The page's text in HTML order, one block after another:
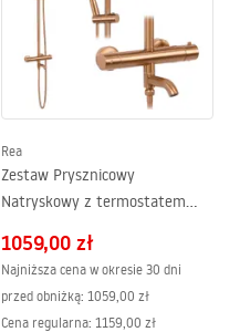
Rea
Zestaw Prysznicowy
Natryskowy z termostatem
1059,00 zł
Najniższa cena w okresie 30 dni
przed obniżką: 1059,00 zł
Cena regularna: 1159,00 zł